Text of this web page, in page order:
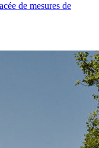
de mesures de